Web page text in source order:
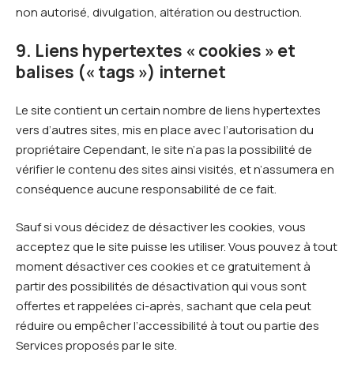
non autorisé, divulgation, altération ou destruction.
9. Liens hypertextes « cookies » et
balises (« tags ») internet
Le site contient un certain nombre de liens hypertextes
vers d’autres sites, mis en place avec l’autorisation du
propriétaire Cependant, le site n’a pas la possibilité de
vérifier le contenu des sites ainsi visités, et n’assumera en
conséquence aucune responsabilité de ce fait.
Sauf si vous décidez de désactiver les cookies, vous
acceptez que le site puisse les utiliser. Vous pouvez à tout
moment désactiver ces cookies et ce gratuitement à
partir des possibilités de désactivation qui vous sont
offertes et rappelées ci-après, sachant que cela peut
réduire ou empêcher l’accessibilité à tout ou partie des
Services proposés par le site.